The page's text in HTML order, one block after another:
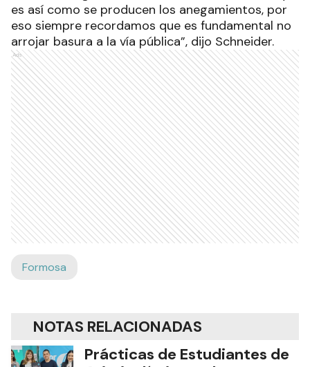
es así como se producen los anegamientos, por
eso siempre recordamos que es fundamental no
arrojar basura a la vía pública”, dijo Schneider.
Ads
Formosa
NOTAS RELACIONADAS
Prácticas de Estudiantes de